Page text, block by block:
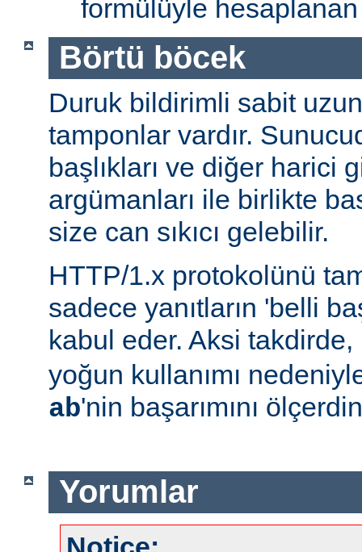
formülüyle hesaplanan
Börtü böcek
Duruk bildirimli sabit
tamponlar vardır.
başlıkları ve diğer harici
argümanları ile birlikte
size can sıkıcı gelebilir.
HTTP/1.x protokolünü
sadece yanıtların 'belli
kabul eder. Aksi takdirde,
yoğun kullanımı
ab'nin başarımını
Yorumlar